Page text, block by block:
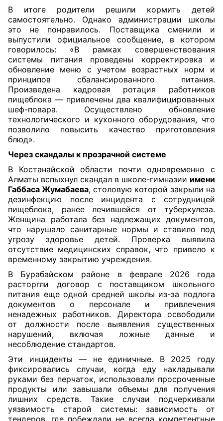
В итоге родители решили кормить детей
самостоятельно. Однако администрации школы
это не понравилось. Поставщика сменили и
выпустили официальное сообщение, в котором
говорилось: «В рамках совершенствования
системы питания проведены корректировка и
обновление меню с учетом возрастных норм и
принципов сбалансированного питания.
Произведена кадровая ротация работников
пищеблока — привлечены два квалифицированных
шеф-повара. Осуществлено обновление
технологического и кухонного оборудования, что
позволило повысить качество приготовления
блюд».
Через скандалы к прозрачной системе
В Костанайской области почти одновременно с
Алматы вспыхнул скандал в школе-гимназии имени
Габбаса Жумабаева, столовую которой закрыли на
дезинфекцию после инцидента с сотрудницей
пищеблока, ранее лечившейся от туберкулеза.
Женщина работала без надлежащих документов,
что нарушало санитарные нормы и ставило под
угрозу здоровье детей. Проверка выявила
отсутствие медицинских справок, что привело к
временному закрытию учреждения.
В Бурабайском районе в феврале 2026 года
расторгли договор с поставщиком школьного
питания еще одной средней школы из-за подлога
документов о персонале и привлечения
ненадежных работников. Директора освободили
от должности после выявления существенных
нарушений, включая ложные данные и
несоблюдение стандартов.
Эти инциденты — не единичные. В 2025 году
фиксировались случаи, когда еду накладывали
руками без перчаток, использовали просроченные
продукты или завышали объемы для получения
лишних средств. Такие случаи подчеркивали
уязвимость старой системы: зависимость от
тендеров, где побеждали не всегда компетентные